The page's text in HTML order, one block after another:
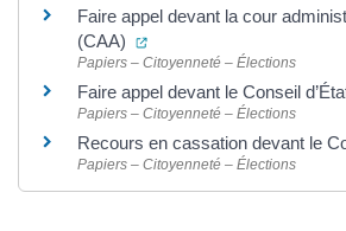
Faire appel devant la cour
(CAA)
(ouverture dans un nouvel
Papiers – Citoyenneté – Élections
Faire appel devant le Conseil
Papiers – Citoyenneté – Élections
Recours en cassation devant le
Papiers – Citoyenneté – Élections